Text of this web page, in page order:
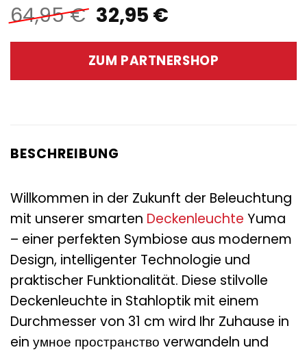
64,95€ Ursprünglicher
Preis
war:
64,95 €
32,95 €Aktueller
ist:
32,95 €.
ZUM PARTNERSHOP
BESCHREIBUNG
Willkommen in der Zukunft der Beleuchtung
mit unserer smarten Deckenleuchte Yuma
– einer perfekten Symbiose aus modernem
Design, intelligenter Technologie und
praktischer Funktionalität. Diese stilvolle
Deckenleuchte in Stahloptik mit einem
Durchmesser von 31 cm wird Ihr Zuhause in
ein умное пространство verwandeln und